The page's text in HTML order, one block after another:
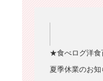
★食べログ洋
夏季休業のお知